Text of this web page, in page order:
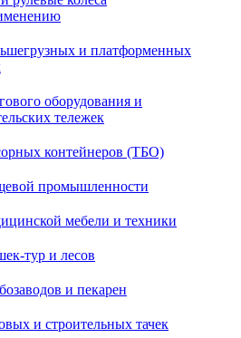
и платформенных
оборудования и
тележек
контейнеров (ТБО)
промышленности
мебели и техники
тур и лесов
и пекарен
и строительных тачек